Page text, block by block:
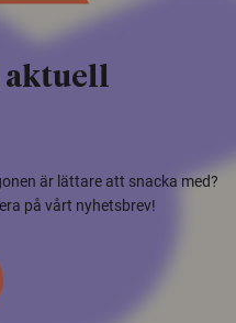
aktuell
är lättare att snacka med?
på vårt nyhetsbrev!